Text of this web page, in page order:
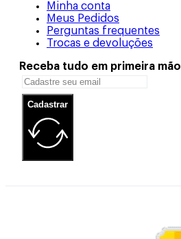
Minha conta
Meus Pedidos
Perguntas frequentes
Trocas e devoluções
Receba tudo em primeira mão
Cadastrar